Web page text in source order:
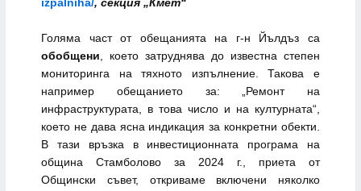
izpalniha/, секция „Кмет“
Голяма част от обещанията на г-н Йълдъз са
обобщени, което затруднява до известна степен
мониторинга на тяхното изпълнение. Такова е
например обещанието за: „Ремонт на
инфраструктурата, в това число и на културната“,
което не дава ясна индикация за конкретни обекти.
В тази връзка в инвестиционната програма на
община Стамболово за 2024 г., приета от
Общински съвет, откриваме включени няколко